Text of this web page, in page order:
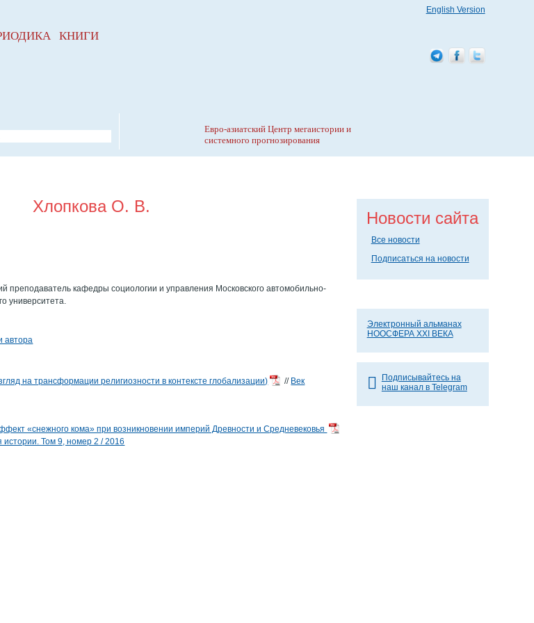
Хлопкова О. В.
преподаватель кафедры социологии и управления Московского автомобильно-
университета.
автора
на трансформации религиозности в контексте глобализации)
// Век
«снежного кома» при возникновении империй Древности и Средневековья
истории. Том 9, номер 2 / 2016
Новости сайта
Все новости
Подписаться на новости
Электронный альманах
НООСФЕРА XXI ВЕКА
Подписывайтесь на
наш канал в Telegram
КНИГИ
Евро-азиатский Центр мегаистории и
системного прогнозирования
English Version